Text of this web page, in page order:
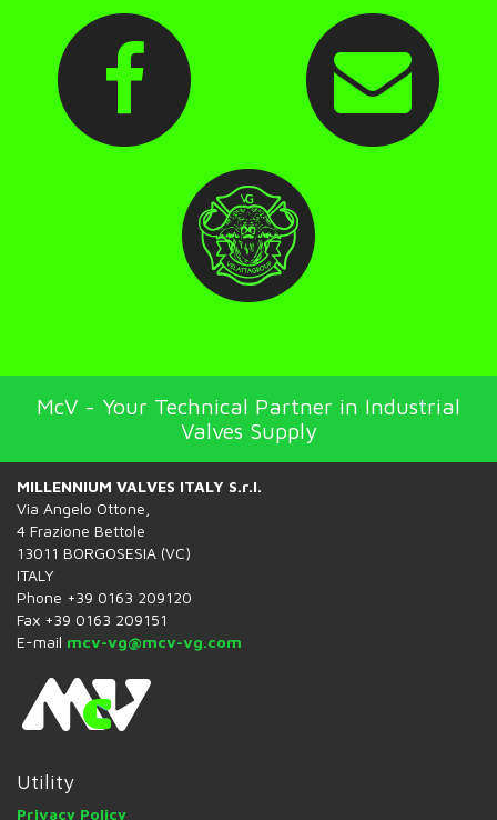
McV - Your Technical Partner in Industrial
Valves Supply
MILLENNIUM VALVES ITALY S.r.l.
Via Angelo Ottone,
4 Frazione Bettole
13011 BORGOSESIA (VC)
ITALY
Phone +39 0163 209120
Fax +39 0163 209151
E-mail mcv-vg@mcv-vg.com
Utility
Privacy Policy